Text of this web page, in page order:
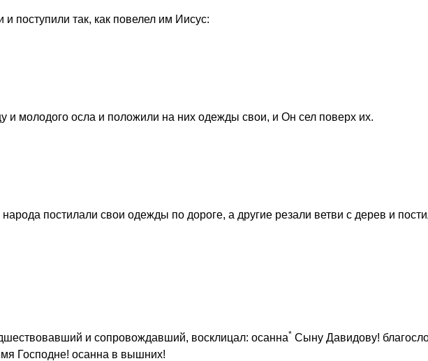
поступили так, как повелел им Иисус:
и молодого осла и положили на них одежды свои, и Он сел поверх их.
постилали свои одежды по дороге, а другие резали ветви с дерев и
и сопровождавший, восклицал: осанна* Сыну Давидову!
Господне! осанна в вышних!